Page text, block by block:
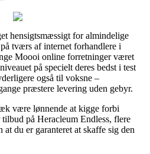
hensigtsmæssigt for almindelige
tværs af internet forhandlere i
Moooi online forretninger været
på specielt deres bedst i test
også til voksne –
præstere levering uden gebyr.
være lønnende at kigge forbi
på Heracleum Endless, flere
at du er garanteret at skaffe sig den